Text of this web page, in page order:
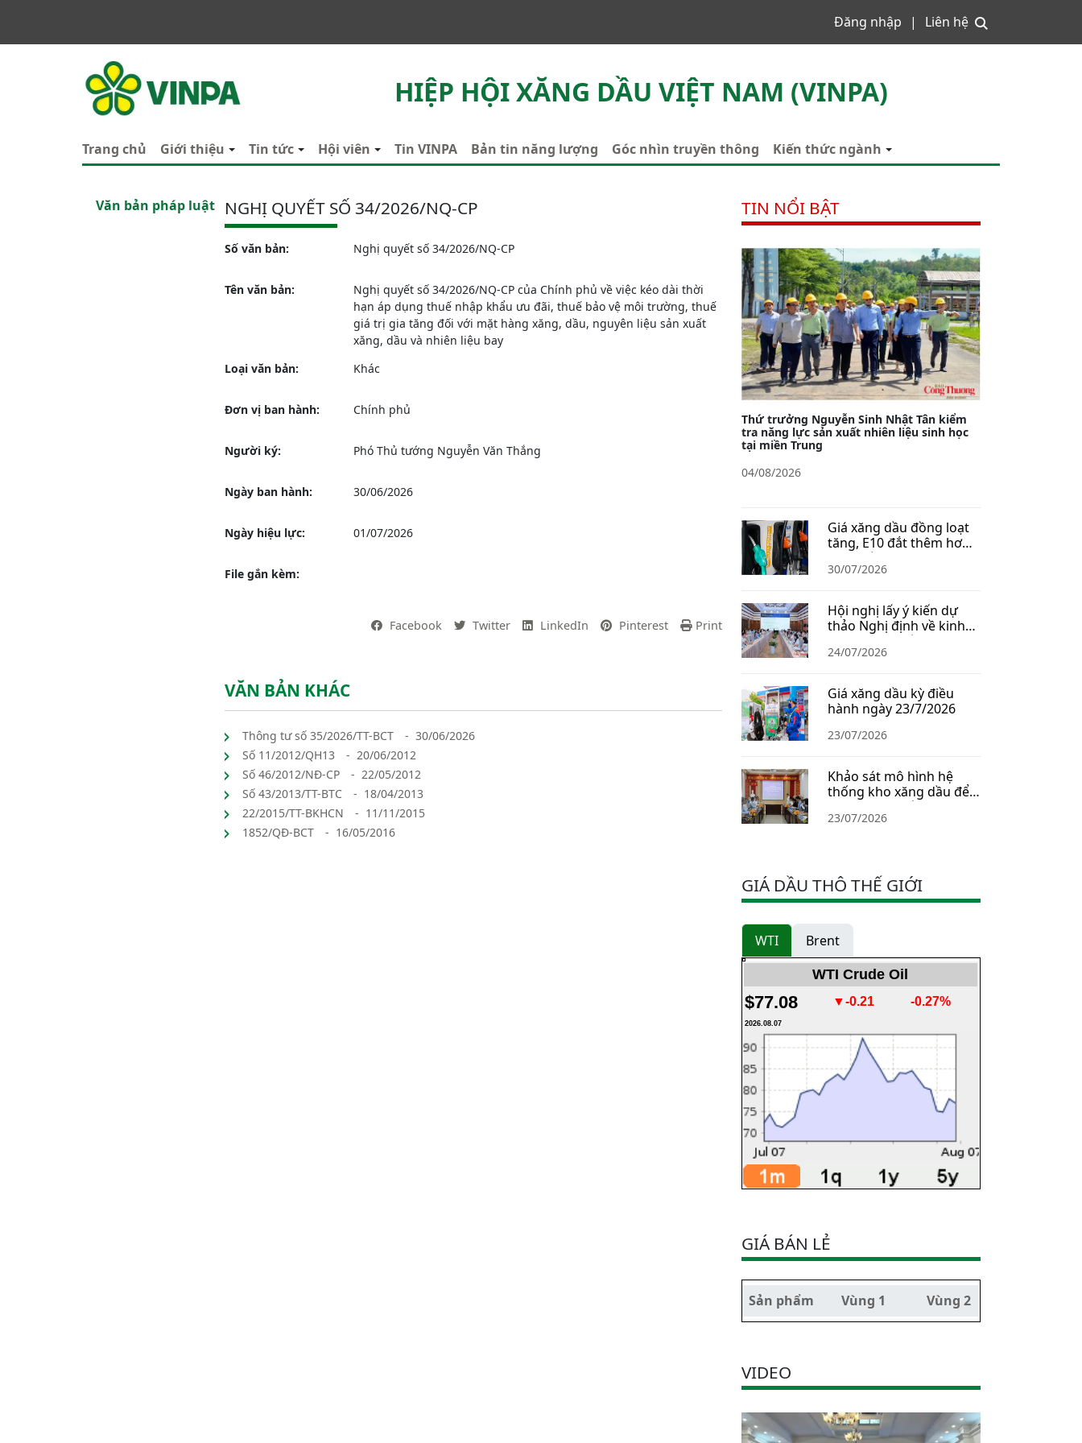
Đăng nhập Liên hệ
VINPA
HIỆP HỘI XĂNG DẦU VIỆT NAM (VINPA)
Trang chủ Giới thiệu Tin tức Hội viên Tin VINPA Bản tin năng lượng Góc nhìn truyền thông Kiến thức ngành
Văn bản pháp luật NGHỊ QUYẾT SỐ 34/2026/NQ-CP
Số văn bản: Nghị quyết số 34/2026/NQ-CP
Tên văn bản:
Nghị quyết số 34/2026/NQ-CP của Chính phủ về việc kéo dài thời
hạn áp dụng thuế nhập khẩu ưu đãi, thuế bảo vệ môi trường, thuế
giá trị gia tăng đối với mặt hàng xăng, dầu, nguyên liệu sản xuất
xăng, dầu và nhiên liệu bay
Loại văn bản:
Khác
Đơn vị ban hành: Chính phủ
Người ký: Phó Thủ tướng Nguyễn Văn Thắng
Ngày ban hành: 30/06/2026
Ngày hiệu lực: 01/07/2026
File gắn kèm:
Facebook Twitter LinkedIn Pinterest Print
VĂN BẢN KHÁC
Thông tư số 35/2026/TT-BCT
- 30/06/2026
Số 11/2012/QH13
- 20/06/2012
Số 46/2012/NĐ-CP
- 22/05/2012
Số 43/2013/TT-BTC
- 18/04/2013
22/2015/TT-BKHCN
- 11/11/2015
1852/QĐ-BCT
- 16/05/2016
TIN NỔI BẬT
Thứ trưởng Nguyễn Sinh Nhật Tân kiểm
tra năng lực sản xuất nhiên liệu sinh học
tại miền Trung
04/08/2026
Giá xăng dầu đồng loạt
tăng, E10 đắt thêm hơn
1.400 đồng/lít
30/07/2026
Hội nghị lấy ý kiến dự
thảo Nghị định về kinh
doanh xăng dầu
24/07/2026
Giá xăng dầu kỳ điều
hành ngày 23/7/2026
23/07/2026
Khảo sát mô hình hệ
thống kho xăng dầu để
xây dựng Chiến lược dự
trữ năng lượng quốc gia
23/07/2026
GIÁ DẦU THÔ THẾ GIỚI
WTI Brent
WTI Crude Oil
$77.08 ▼-0.21 -0.27%
2026.08.07
GIÁ BÁN LẺ
Sản phẩm Vùng 1 Vùng 2
VIDEO